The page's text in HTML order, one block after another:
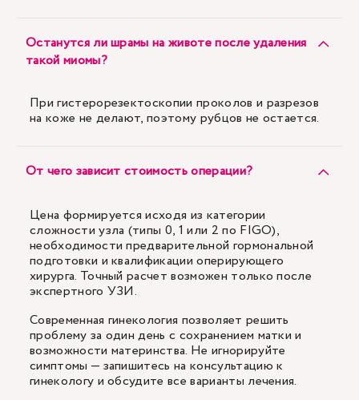
Останутся ли шрамы на животе после удаления
такой миомы?
При гистерорезектоскопии проколов и разрезов
на коже не делают, поэтому рубцов не остается.
От чего зависит стоимость операции?
Цена формируется исходя из категории
сложности узла (типы 0, 1 или 2 по FIGO),
необходимости предварительной гормональной
подготовки и квалификации оперирующего
хирурга. Точный расчет возможен только после
экспертного УЗИ.
Современная гинекология позволяет решить
проблему за один день с сохранением матки и
возможности материнства. Не игнорируйте
симптомы — запишитесь на консультацию к
гинекологу и обсудите все варианты лечения.